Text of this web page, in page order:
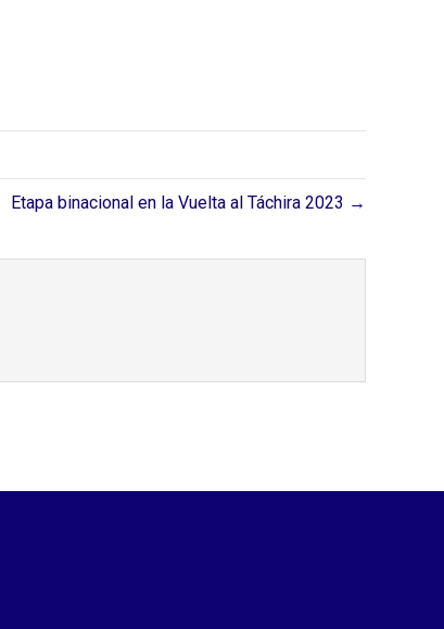
Etapa binacional en la Vuelta al Táchira 2023 →